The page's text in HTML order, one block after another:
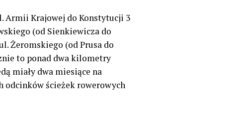
Armii Krajowej do Konstytucji 3
(od Sienkiewicza do
Żeromskiego (od Prusa do
to ponad dwa kilometry
miały dwa miesiące na
ścieżek rowerowych